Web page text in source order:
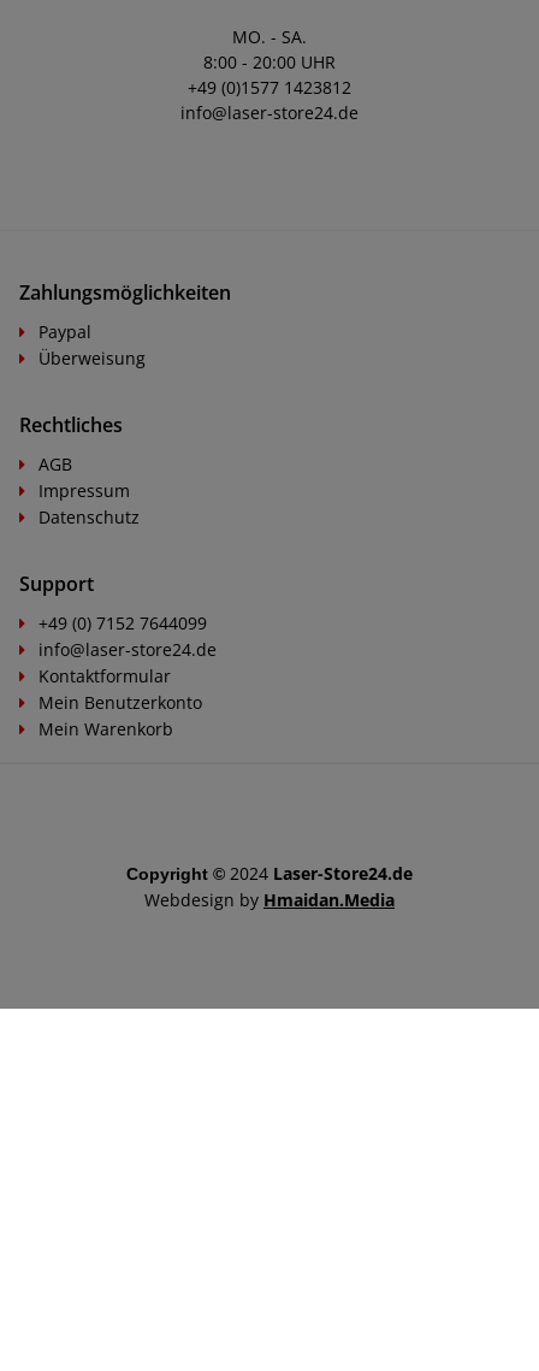
MO. - SA.
8:00 - 20:00 UHR
+49 (0)1577 1423812
info@laser-store24.de
Support
+49 (0) 7152 7644099
info@laser-store24.de
Kontaktformular
Mein Benutzerkonto
Mein Warenkorb
Rechtliches
AGB
Impressum
Datenschutz
Zahlungsmöglichkeiten
Paypal
Überweisung
Copyright © 2024 Laser-Store24.de
Webdesign by Hmaidan.Media